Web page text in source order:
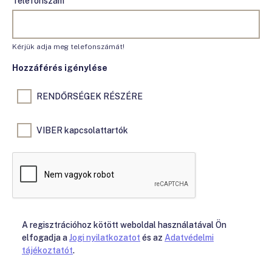
Kérjük adja meg telefonszámát!
Hozzáférés igénylése
RENDŐRSÉGEK RÉSZÉRE
VIBER kapcsolattartók
A regisztrációhoz kötött weboldal használatával Ön
elfogadja aJogi nyilatkozatot és az Adatvédelmi
tájékoztatót.